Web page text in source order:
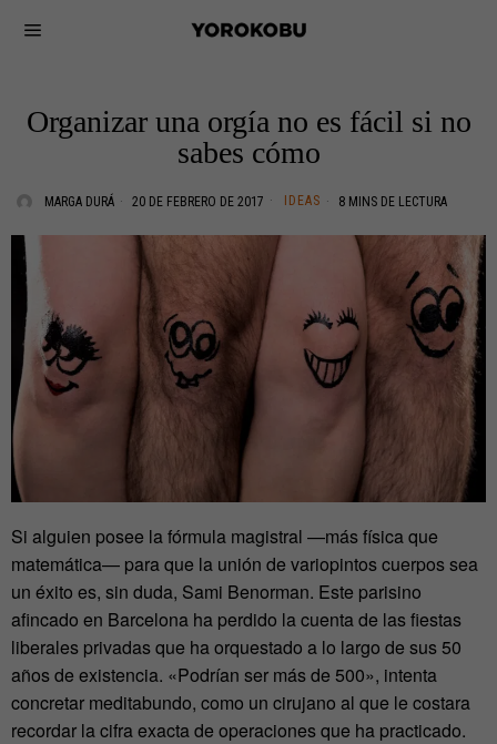
Organizar una orgía no es fácil si no
sabes cómo
MARGA DURÁ 20 DE FEBRERO DE 2017 IDEAS 8 MINS DE LECTURA
Si alguien posee la fórmula magistral —más física que
matemática— para que la unión de variopintos cuerpos sea
un éxito es, sin duda, Sami Benorman. Este parisino
afincado en Barcelona ha perdido la cuenta de las fiestas
liberales privadas que ha orquestado a lo largo de sus 50
años de existencia. «Podrían ser más de 500», intenta
concretar meditabundo, como un cirujano al que le costara
recordar la cifra exacta de operaciones que ha practicado.